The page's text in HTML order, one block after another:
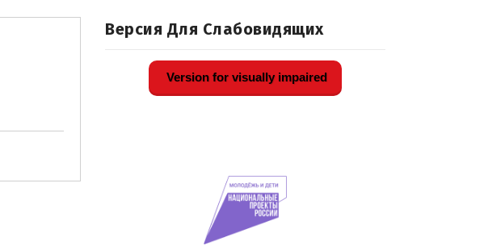
Версия Для Слабовидящих
Version for visually impaired